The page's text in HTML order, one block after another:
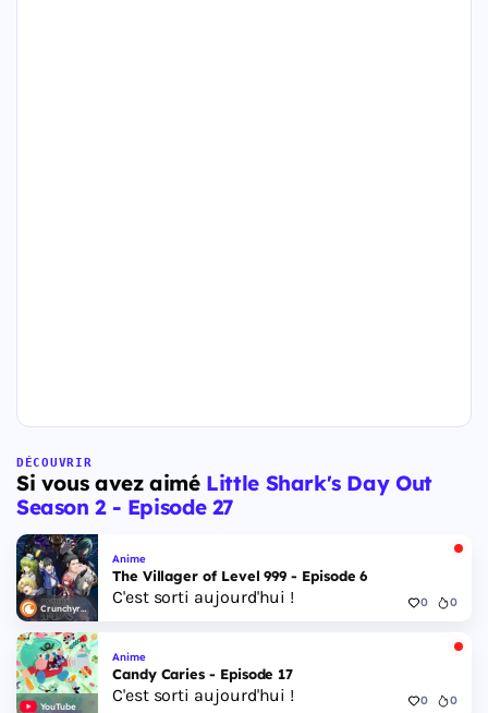
DÉCOUVRIR
Si vous avez aimé Little Shark's Day Out
Season 2 - Episode 27
Crunchyroll
Anime
The Villager of Level 999 - Episode 6
C'est sorti aujourd'hui ! 0 0
YouTube
Anime
Candy Caries - Episode 17
C'est sorti aujourd'hui ! 0 0